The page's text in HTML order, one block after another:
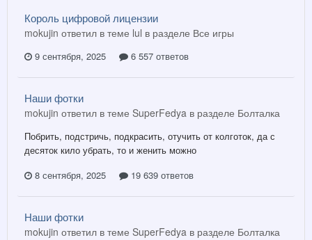
Король цифровой лицензии
mokujin ответил в теме lul в разделе Все игры
9 сентября, 2025 6 557 ответов
Наши фотки
mokujin ответил в теме SuperFedya в разделе Болталка
Побрить, подстричь, подкрасить, отучить от колготок, да с
десяток кило убрать, то и женить можно
8 сентября, 2025
19 639 ответов
Наши фотки
mokujin ответил в теме SuperFedya в разделе Болталка